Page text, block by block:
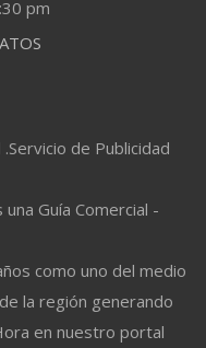
pm
de Publicidad
Guía Comercial -
como uno del medio
la región generando
en nuestro portal